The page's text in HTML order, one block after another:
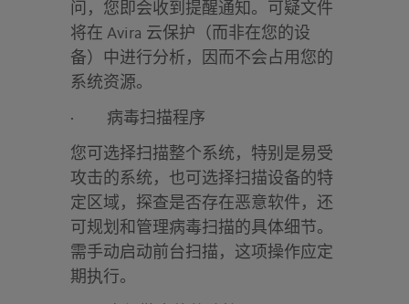
问，您即会收到提醒通知。可疑文件
将在 Avira 云保护（而非在您的设
备）中进行分析，因而不会占用您的
系统资源。
· 病毒扫描程序
您可选择扫描整个系统，特别是易受
攻击的系统，也可选择扫描设备的特
定区域，探查是否存在恶意软件，还
可规划和管理病毒扫描的具体细节。
需手动启动前台扫描，这项操作应定
期执行。